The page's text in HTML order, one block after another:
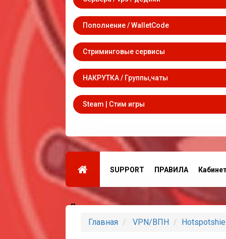
Пополнение / WalletCode
Стриминговые сервисы
НАКРУТКА / Группы,чаты
Steam | Стим игры
SUPPORT ПРАВИЛА
Партнеры
Главная VPN/ВПН